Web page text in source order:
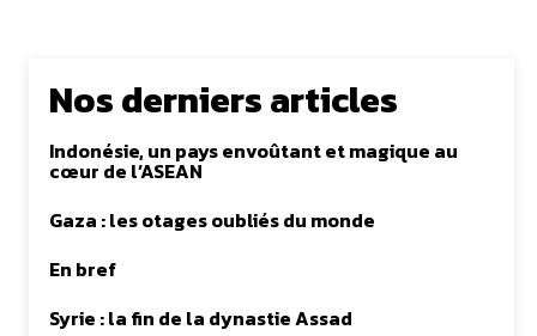
Nos derniers articles
Indonésie, un pays envoûtant et magique au
cœur de l’ASEAN
Gaza : les otages oubliés du monde
En bref
Syrie : la fin de la dynastie Assad